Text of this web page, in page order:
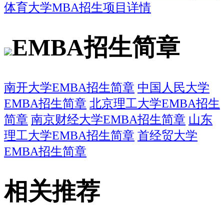
体育大学MBA招生项目详情
EMBA招生简章
南开大学EMBA招生简章 中国人民大学
EMBA招生简章 北京理工大学EMBA招生
简章 南京财经大学EMBA招生简章 山东
理工大学EMBA招生简章 首经贸大学
EMBA招生简章
相关推荐